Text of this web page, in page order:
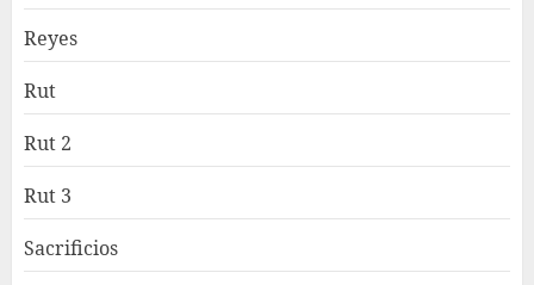
Reyes
Rut
Rut 2
Rut 3
Sacrificios